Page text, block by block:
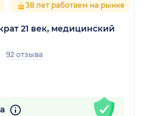
38 лет работаем на рынке
21 век, медицинский
92 отзыва